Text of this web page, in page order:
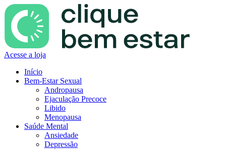
Acesse a loja
Início
Bem-Estar Sexual
Andropausa
Ejaculação Precoce
Libido
Menopausa
Saúde Mental
Ansiedade
Depressão